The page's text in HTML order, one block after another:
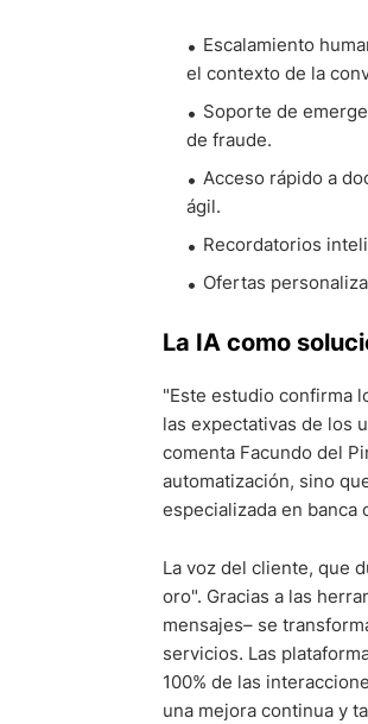
Escalamiento
el contexto de la
Soporte de
de fraude.
Acceso rápido a
ágil.
Recordatorios
Ofertas
La IA como
"Este estudio confirma
las expectativas de los
comenta Facundo del
automatización, sino
especializada en banca
La voz del cliente, que
oro". Gracias a las
mensajes– se
servicios. Las
100% de las
una mejora continua y